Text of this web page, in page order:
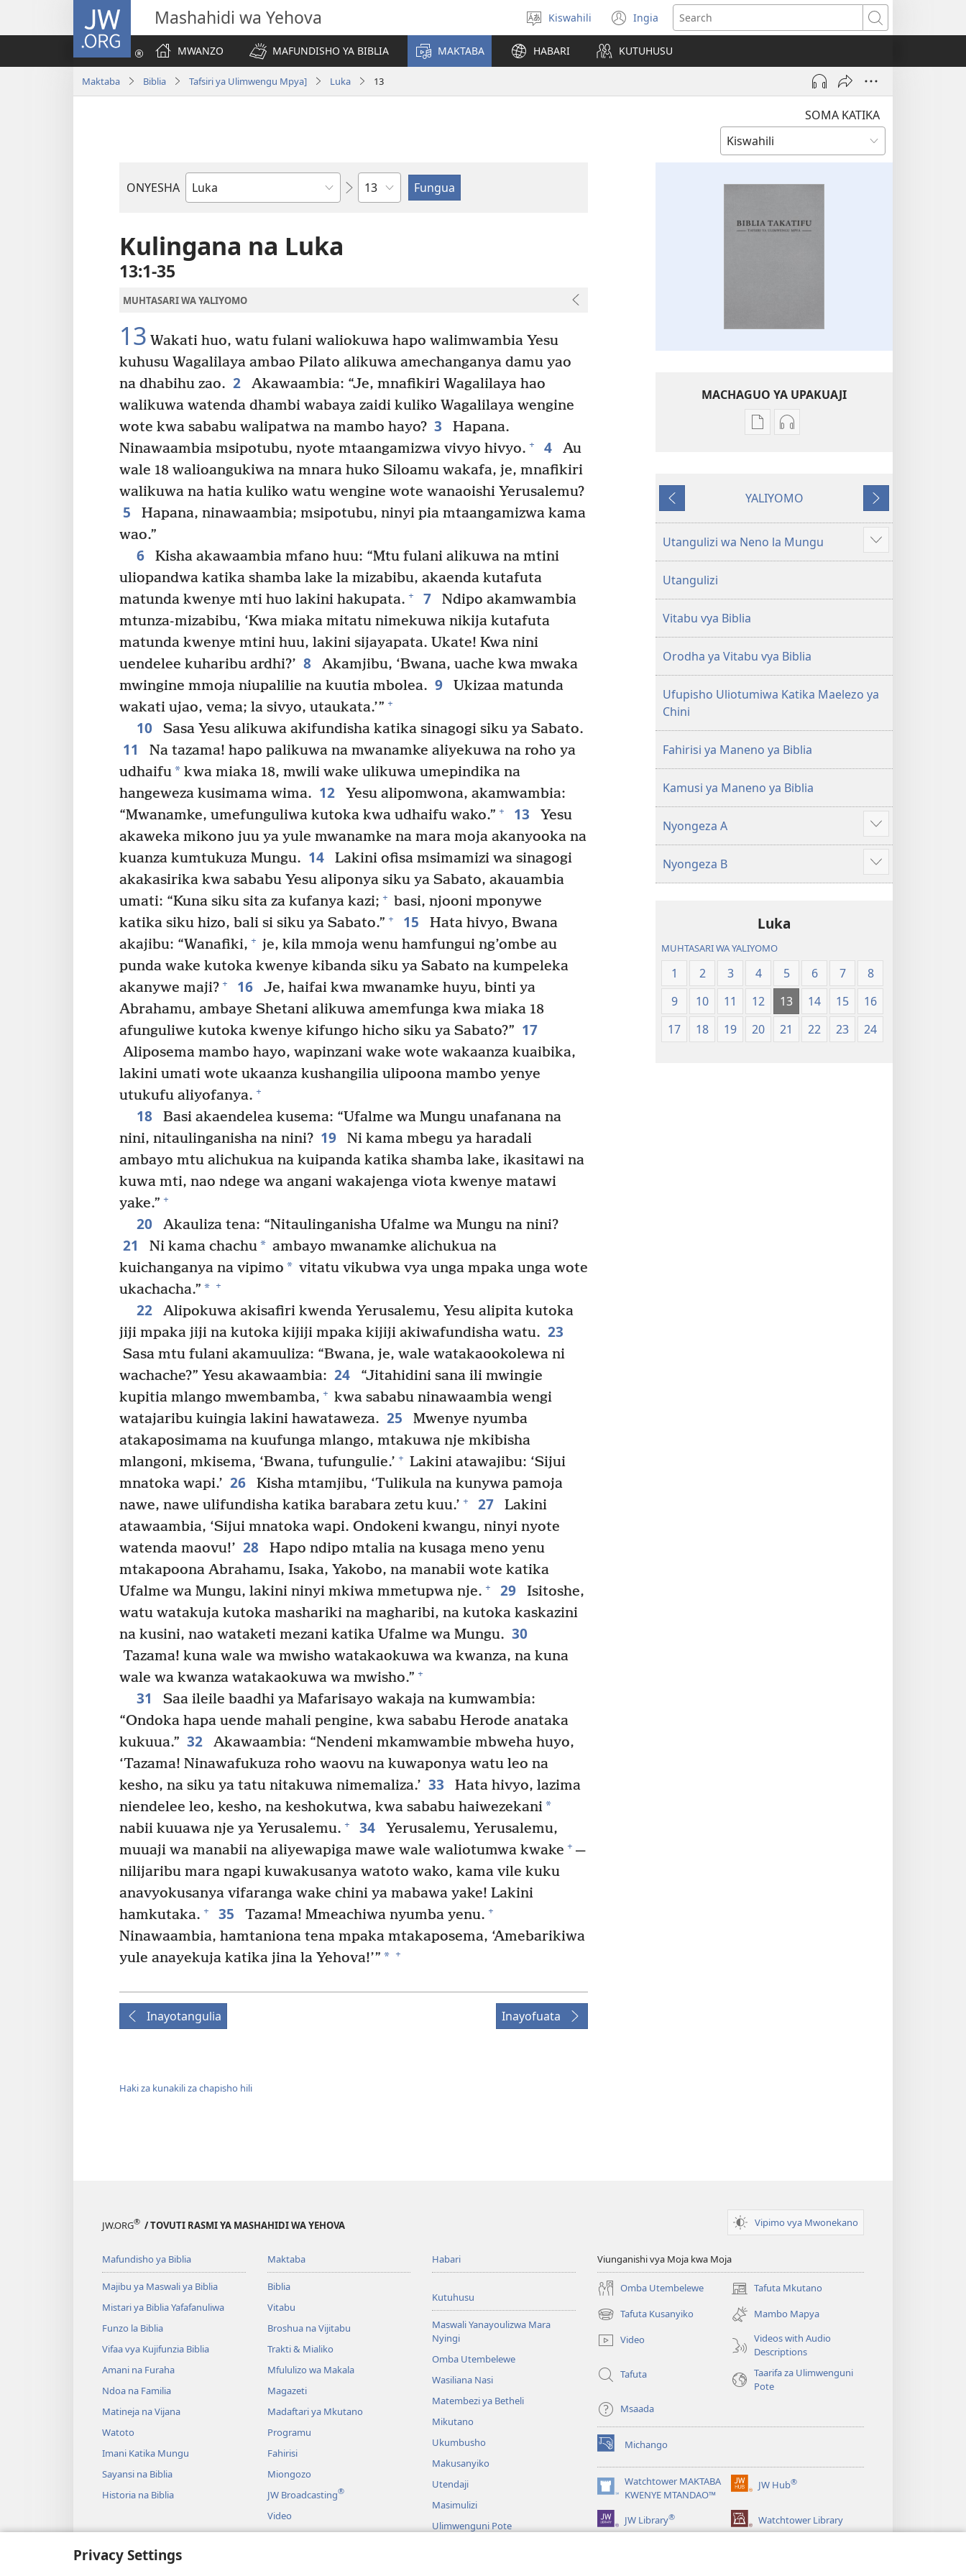
Privacy Settings
JW.ORG Mashahidi wa Yehova
Chagua
lugha
Kiswahili Ingia
(opens
new
window)
Search
MWANZO
MAFUNDISHO YA BIBLIA MAKTABA HABARI KUTUHUSU
Maktaba Biblia Tafsiri ya Ulimwengu Mpya] Luka 13
SOMA KATIKA
ONYESHA
Kitabu
Sura
Kulingana na Luka
13:1-35
MUHTASARI WA YALIYOMO
13 Wakati huo, watu fulani waliokuwa hapo walimwambia Yesu
kuhusu Wagalilaya ambao Pilato alikuwa amechanganya damu yao
na dhabihu zao. 2
Akawaambia: “Je, mnafikiri Wagalilaya hao
walikuwa watenda dhambi wabaya zaidi kuliko Wagalilaya wengine
wote kwa sababu walipatwa na mambo hayo? 3
Hapana.
Ninawaambia msipotubu, nyote mtaangamizwa vivyo hivyo. + 4
Au
wale 18 walioangukiwa na mnara huko Siloamu wakafa, je, mnafikiri
walikuwa na hatia kuliko watu wengine wote wanaoishi Yerusalemu?
5
Hapana, ninawaambia; msipotubu, ninyi pia mtaangamizwa kama
wao.”
6
Kisha akawaambia mfano huu: “Mtu fulani alikuwa na mtini
uliopandwa katika shamba lake la mizabibu, akaenda kutafuta
matunda kwenye mti huo lakini hakupata. + 7
Ndipo akamwambia
mtunza-mizabibu, ‘Kwa miaka mitatu nimekuwa nikija kutafuta
matunda kwenye mtini huu, lakini sijayapata. Ukate! Kwa nini
uendelee kuharibu ardhi?’ 8
Akamjibu, ‘Bwana, uache kwa mwaka
mwingine mmoja niupalilie na kuutia mbolea. 9
Ukizaa matunda
wakati ujao, vema; la sivyo, utaukata.’” +
10 Sasa Yesu alikuwa akifundisha katika sinagogi siku ya Sabato.
11
Na tazama! hapo palikuwa na mwanamke aliyekuwa na roho ya
udhaifu* kwa miaka 18, mwili wake ulikuwa umepindika na
hangeweza kusimama wima. 12
Yesu alipomwona, akamwambia:
“Mwanamke, umefunguliwa kutoka kwa udhaifu wako.” + 13
Yesu
akaweka mikono juu ya yule mwanamke na mara moja akanyooka na
kuanza kumtukuza Mungu. 14
Lakini ofisa msimamizi wa sinagogi
akakasirika kwa sababu Yesu aliponya siku ya Sabato, akauambia
umati: “Kuna siku sita za kufanya kazi; + basi, njooni mponywe
katika siku hizo, bali si siku ya Sabato.” + 15
Hata hivyo, Bwana
akajibu: “Wanafiki, + je, kila mmoja wenu hamfungui ng’ombe au
punda wake kutoka kwenye kibanda siku ya Sabato na kumpeleka
akanywe maji? + 16
Je, haifai kwa mwanamke huyu, binti ya
Abrahamu, ambaye Shetani alikuwa amemfunga kwa miaka 18
afunguliwe kutoka kwenye kifungo hicho siku ya Sabato?” 17
Aliposema mambo hayo, wapinzani wake wote wakaanza kuaibika,
lakini umati wote ukaanza kushangilia ulipoona mambo yenye
utukufu aliyofanya. +
18
Basi akaendelea kusema: “Ufalme wa Mungu unafanana na
nini, nitaulinganisha na nini? 19
Ni kama mbegu ya haradali
ambayo mtu alichukua na kuipanda katika shamba lake, ikasitawi na
kuwa mti, nao ndege wa angani wakajenga viota kwenye matawi
yake.” +
20 Akauliza tena: “Nitaulinganisha Ufalme wa Mungu na nini?
21 Ni kama chachu* ambayo mwanamke alichukua na
kuichanganya na vipimo * vitatu vikubwa vya unga mpaka unga wote
ukachacha.” * +
22
Alipokuwa akisafiri kwenda Yerusalemu, Yesu alipita kutoka
jiji mpaka jiji na kutoka kijiji mpaka kijiji akiwafundisha watu. 23
Sasa mtu fulani akamuuliza: “Bwana, je, wale watakaookolewa ni
wachache?” Yesu akawaambia: 24
“Jitahidini sana ili mwingie
kupitia mlango mwembamba, + kwa sababu ninawaambia wengi
watajaribu kuingia lakini hawataweza. 25
Mwenye nyumba
atakaposimama na kuufunga mlango, mtakuwa nje mkibisha
mlangoni, mkisema, ‘Bwana, tufungulie.’ + Lakini atawajibu: ‘Sijui
mnatoka wapi.’ 26
Kisha mtamjibu, ‘Tulikula na kunywa pamoja
nawe, nawe ulifundisha katika barabara zetu kuu.’ + 27
Lakini
atawaambia, ‘Sijui mnatoka wapi. Ondokeni kwangu, ninyi nyote
watenda maovu!’ 28
Hapo ndipo mtalia na kusaga meno yenu
mtakapoona Abrahamu, Isaka, Yakobo, na manabii wote katika
Ufalme wa Mungu, lakini ninyi mkiwa mmetupwa nje. + 29
Isitoshe,
watu watakuja kutoka mashariki na magharibi, na kutoka kaskazini
na kusini, nao wataketi mezani katika Ufalme wa Mungu. 30
Tazama! kuna wale wa mwisho watakaokuwa wa kwanza, na kuna
wale wa kwanza watakaokuwa wa mwisho.” +
31
Saa ileile baadhi ya Mafarisayo wakaja na kumwambia:
“Ondoka hapa uende mahali pengine, kwa sababu Herode anataka
kukuua.” 32
Akawaambia: “Nendeni mkamwambie mbweha huyo,
‘Tazama! Ninawafukuza roho waovu na kuwaponya watu leo na
kesho, na siku ya tatu nitakuwa nimemaliza.’ 33
Hata hivyo, lazima
niendelee leo, kesho, na keshokutwa, kwa sababu haiwezekani*
nabii kuuawa nje ya Yerusalemu. + 34
Yerusalemu, Yerusalemu,
muuaji wa manabii na aliyewapiga mawe wale waliotumwa kwake + —
nilijaribu mara ngapi kuwakusanya watoto wako, kama vile kuku
anavyokusanya vifaranga wake chini ya mabawa yake! Lakini
hamkutaka. + 35 Tazama! Mmeachiwa nyumba yenu. +
Ninawaambia, hamtaniona tena mpaka mtakaposema, ‘Amebarikiwa
yule anayekuja katika jina la Yehova!’” * +
Inayotangulia Inayofuata
Haki za kunakili za chapisho hili
MACHAGUO YA UPAKUAJI
Mbinu
ya
Biblia
Takatifu
ya
Mpya
(Toleo
la
2017)
Mbinu
za
Biblia
Takatifu
ya
Mpya
(Toleo
la
2017)
Inayotangulia
YALIYOMO
Inayofuata
Utangulizi wa Neno la Mungu
Onyesha
zaidi
Utangulizi
Vitabu vya Biblia
Orodha ya Vitabu vya Biblia
Ufupisho Uliotumiwa Katika Maelezo ya
Chini
Fahirisi ya Maneno ya Biblia
Kamusi ya Maneno ya Biblia
Nyongeza A
Onyesha
zaidi
Nyongeza B
Onyesha
zaidi
Luka
MUHTASARI WA YALIYOMO
1 2 3 4 5 6 7
8
9
10 11 12 13 14 15
16
17
18 19 20 21 22 23 24
JW.ORG® / TOVUTI RASMI YA MASHAHIDI WA YEHOVA Vipimo vya Mwonekano
Mafundisho ya Biblia
Majibu ya Maswali ya Biblia
Mistari ya Biblia Yafafanuliwa
Funzo la Biblia
Vifaa vya Kujifunzia Biblia
Amani na Furaha
Ndoa na Familia
Matineja na Vijana
Watoto
Imani Katika Mungu
Sayansi na Biblia
Historia na Biblia
Maktaba
Biblia
Vitabu
Broshua na Vijitabu
Trakti & Mialiko
Mfululizo wa Makala
Magazeti
Madaftari ya Mkutano
Programu
Fahirisi
Miongozo
JW Broadcasting®
Video
Muziki
Habari
Kutuhusu
Maswali Yanayoulizwa Mara
Nyingi
Omba Utembelewe
Wasiliana Nasi
Matembezi ya Betheli
Mikutano
Ukumbusho
Makusanyiko
Utendaji
Masimulizi
Ulimwenguni Pote
Viunganishi vya Moja kwa Moja
Omba Utembelewe Tafuta Mkutano
(opens
new
window)
Tafuta Kusanyiko
(opens
new
window)
Mambo Mapya
Video
Videos with Audio
Descriptions
Tafuta
Taarifa za Ulimwenguni
Pote
Msaada
Michango
(opens
new
window)Watchtower MAKTABA
KWENYE MTANDAO™
(opens
new
window)
JW Hub®
(opens
window)
JW Library® Watchtower Library